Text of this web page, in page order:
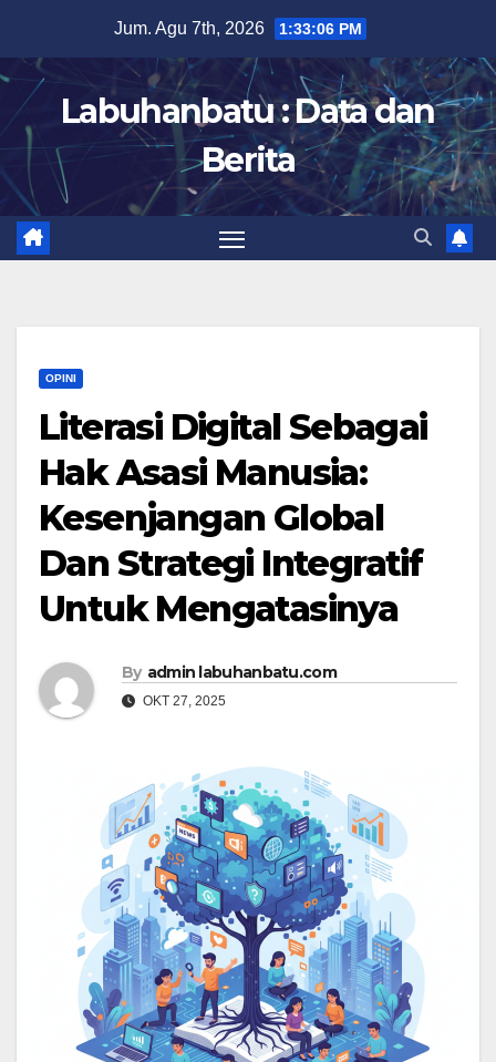
content
Jum. Agu 7th, 2026 1:33:07 PM
Labuhanbatu : Data dan
Berita
OPINI
Literasi Digital Sebagai
Hak Asasi Manusia:
Kesenjangan Global
Dan Strategi Integratif
Untuk Mengatasinya
By admin labuhanbatu.com
OKT 27, 2025